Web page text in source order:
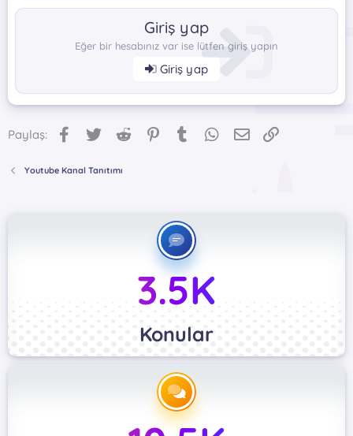
Giriş yap
Eğer bir hesabınız var ise lütfen giriş yapın
Giriş yap
Paylaş: Facebook
Twitter Reddit PinterestTumblr WhatsApp
E-posta
Youtube Kanal Tanıtımı
3.5K
Konular